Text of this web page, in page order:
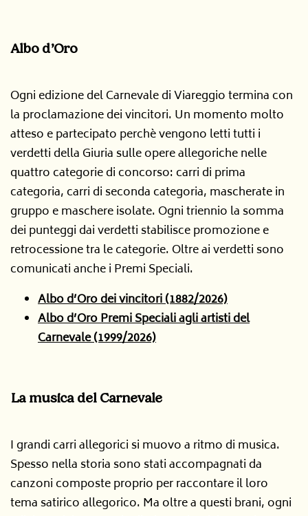
Albo d’Oro
Ogni edizione del Carnevale di Viareggio termina con
la proclamazione dei vincitori. Un momento molto
atteso e partecipato perchè vengono letti tutti i
verdetti della Giuria sulle opere allegoriche nelle
quattro categorie di concorso: carri di prima
categoria, carri di seconda categoria, mascherate in
gruppo e maschere isolate. Ogni triennio la somma
dei punteggi dai verdetti stabilisce promozione e
retrocessione tra le categorie. Oltre ai verdetti sono
comunicati anche i Premi Speciali.
Albo d’Oro dei vincitori (1882/2026)
Albo d’Oro Premi Speciali agli artisti del
Carnevale (1999/2026)
La musica del Carnevale
I grandi carri allegorici si muovo a ritmo di musica.
Spesso nella storia sono stati accompagnati da
canzoni composte proprio per raccontare il loro
tema satirico allegorico. Ma oltre a questi brani, ogni